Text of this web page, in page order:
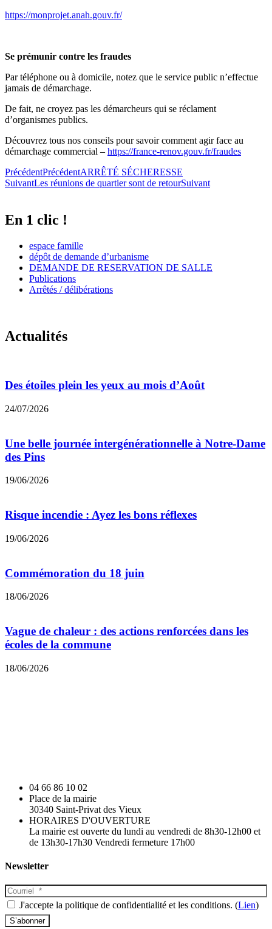
https://monprojet.anah.gouv.fr/
Se prémunir contre les fraudes
Par téléphone ou à domicile, notez que le service public n’effectue
jamais de démarchage.
De fait, ne croyez pas les démarcheurs qui se réclament
d’organismes publics.
Découvrez tous nos conseils pour savoir comment agir face au
démarchage commercial – https://france-renov.gouv.fr/fraudes
PrécédentPrécédentARRÊTÉ SÉCHERESSE
SuivantLes réunions de quartier sont de retourSuivant
En 1 clic !
espace famille
dépôt de demande d’urbanisme
DEMANDE DE RESERVATION DE SALLE
Publications
Arrêtés / délibérations
Actualités
Des étoiles plein les yeux au mois d’Août
24/07/2026
Une belle journée intergénérationnelle à Notre-Dame
des Pins
19/06/2026
Risque incendie : Ayez les bons réflexes
19/06/2026
Commémoration du 18 juin
18/06/2026
Vague de chaleur : des actions renforcées dans les
écoles de la commune
18/06/2026
04 66 86 10 02
Place de la mairie
30340 Saint-Privat des Vieux
HORAIRES D'OUVERTURE
La mairie est ouverte du lundi au vendredi de 8h30-12h00 et
de 13h30-17h30 Vendredi fermeture 17h00
Newsletter
J'accepte la politique de confidentialité et les conditions. (Lien)